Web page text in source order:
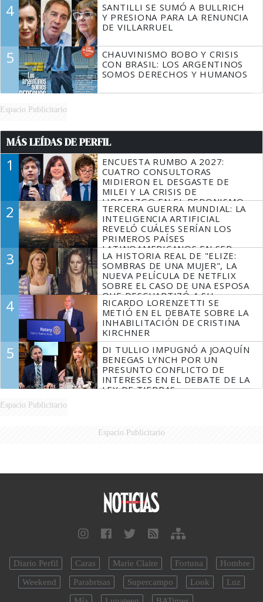
4
SANTILLI SE SUMÓ A BULLRICH
Y PRESIONA PARA LA RENUNCIA
DE VILLARRUEL
5
CHAUVINISMO BOBO Y CRISIS
CON BRASIL: LOS ARGENTINOS
SOMOS DERECHOS Y HUMANOS
Espacio Publicitario
MÁS LEÍDAS DE PERFIL
1
ENCUESTA RUMBO A 2027:
CUATRO CONSULTORAS
MIDIERON EL DESGASTE DE
MILEI Y LA CRISIS DE
LIDERAZGO EN EL PERONISMO
2
TERCERA GUERRA MUNDIAL: LA
INTELIGENCIA ARTIFICIAL
REVELÓ CUÁLES SERÍAN LOS
PRIMEROS PAÍSES
LATINOAMERICANOS EN SER
DERROTADOS
3
LA HISTORIA REAL DE "ELIZE:
SOMBRAS DE UNA MUJER", LA
NUEVA PELÍCULA DE NETFLIX
SOBRE EL CASO DE UNA ESPOSA
QUE DESCUARTIZÓ A SU
MARIDO
4
RICARDO LORENZETTI SE
METIÓ EN EL DEBATE SOBRE LA
INHABILITACIÓN DE CRISTINA
KIRCHNER
5
DI TULLIO IMPUGNÓ A JOAQUÍN
BENEGAS LYNCH POR UN
PRESUNTO CONFLICTO DE
INTERESES EN EL DEBATE DE LA
LEY DE TIERRAS
Espacio Publicitario
Espacio Publicitario
Diario Perfil Caras Marie Claire Fortuna
Hombre
Weekend
Parabrisas Supercampo Look
Luz